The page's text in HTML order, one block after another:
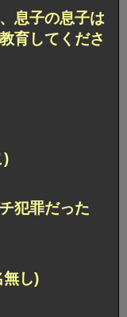
息子の息子は
育してくださ
)
犯罪だった
し)